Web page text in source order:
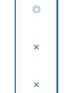
◎
✕
✕